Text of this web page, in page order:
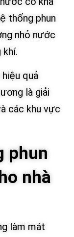
thống phun
nhỏ nước
khí.
quả
là giải
các khu vực
phun
nhà
làm mát